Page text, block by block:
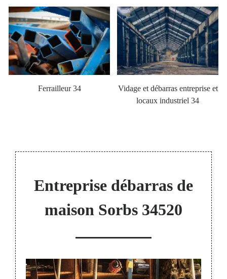
Ferrailleur 34
Vidage et débarras entreprise et
locaux industriel 34
Entreprise débarras de
maison Sorbs 34520